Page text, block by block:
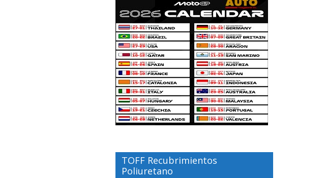
TOFF Recubrimientos
Poliuretano